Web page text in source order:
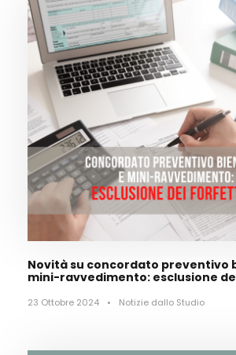
Novità su concordato preventivo
mini-ravvedimento: esclusione
23 Ottobre 2024 • Notizie dallo Studio